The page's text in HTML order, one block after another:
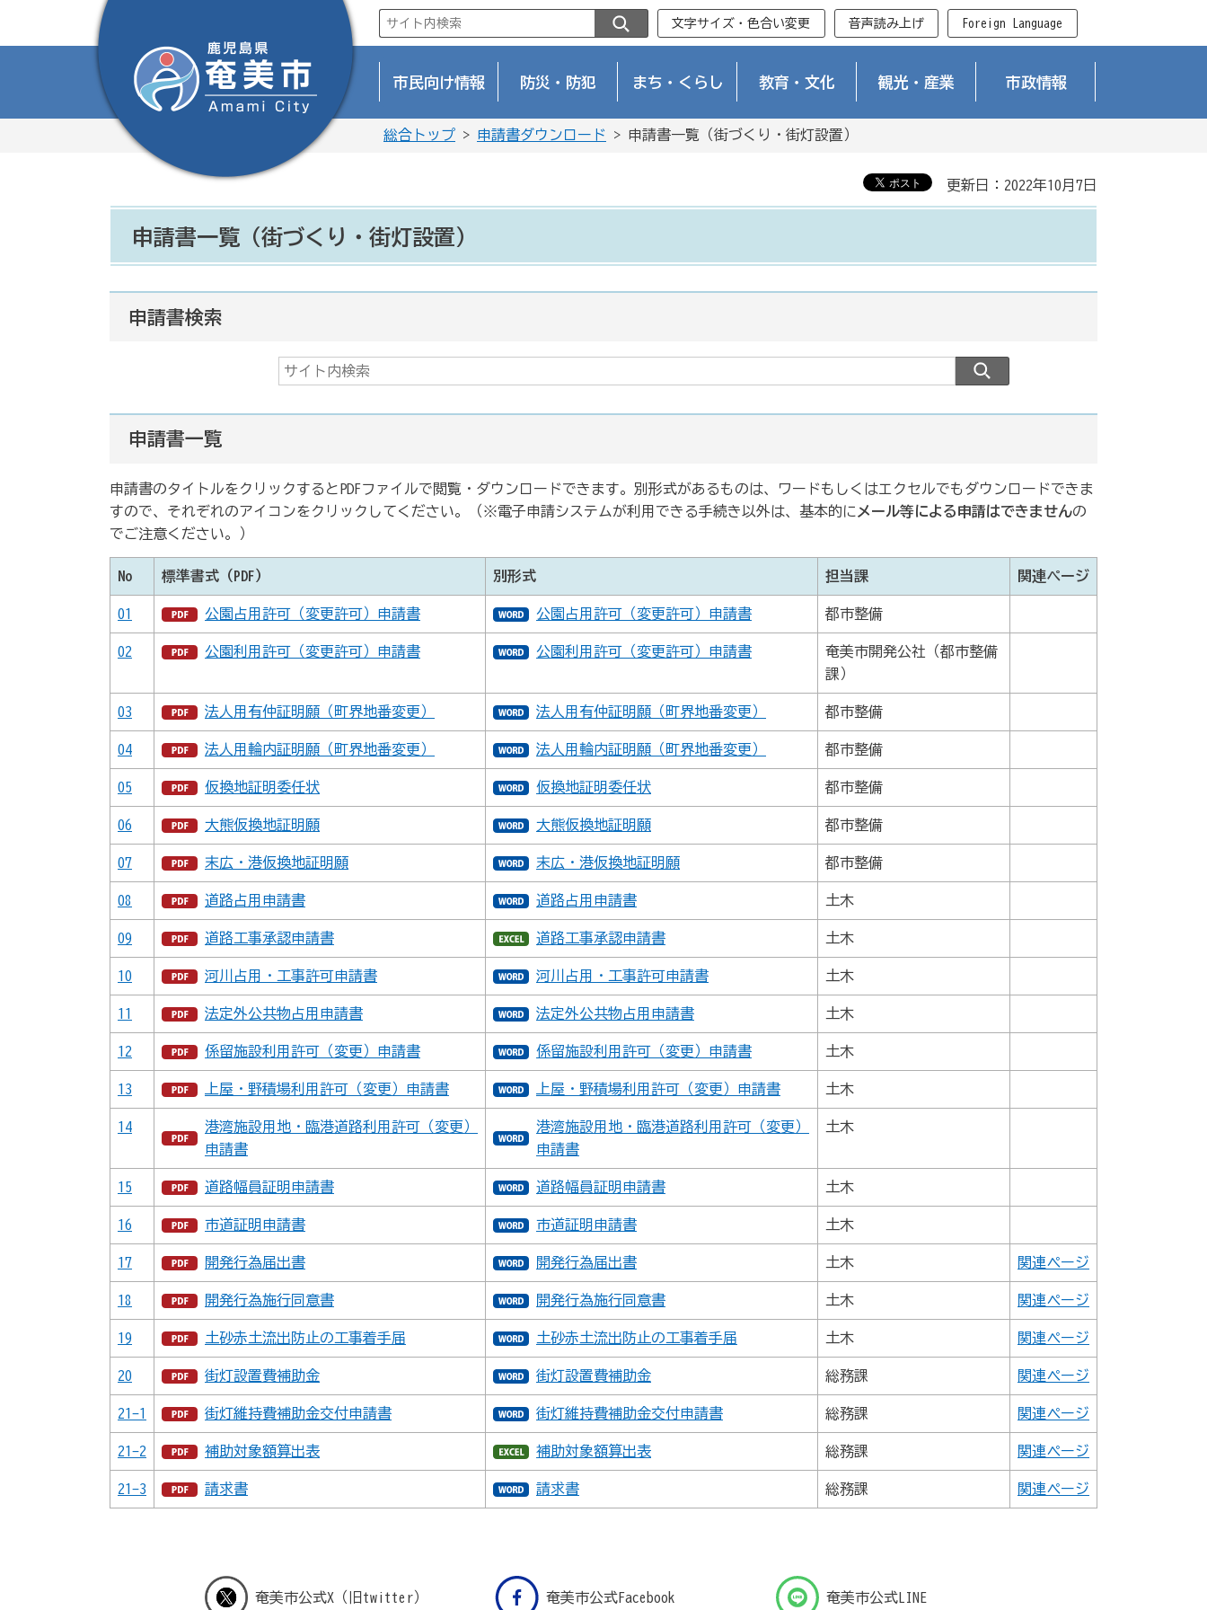
文字サイズ・色合い変更 音声読み上げ Foreign Language
市民向け情報 防災・防犯 まち・くらし 教育・文化 観光・産業 市政情報
総合トップ > 申請書ダウンロード > 申請書一覧（街づくり・街灯設置）
更新日：2022年10月7日
申請書一覧（街づくり・街灯設置）
申請書検索
申請書一覧
申請書のタイトルをクリックするとPDFファイルで閲覧・ダウンロードできます。別形式があるものは、ワードもしくはエクセルでもダウンロードできま
すので、それぞれのアイコンをクリックしてください。（※電子申請システムが利用できる手続き以外は、基本的にメール等による申請はできませんの
でご注意ください。）
No 標準書式（PDF） 別形式 担当課 関連ページ
01 公園占用許可（変更許可）申請書 公園占用許可（変更許可）申請書 都市整備
02 公園利用許可（変更許可）申請書 公園利用許可（変更許可）申請書
奄美市開発公社（都市整備
課）
03 法人用有仲証明願（町界地番変更） 法人用有仲証明願（町界地番変更） 都市整備
04 法人用輪内証明願（町界地番変更） 法人用輪内証明願（町界地番変更） 都市整備
05 仮換地証明委任状 仮換地証明委任状 都市整備
06 大熊仮換地証明願 大熊仮換地証明願 都市整備
07 末広・港仮換地証明願 末広・港仮換地証明願 都市整備
08 道路占用申請書 道路占用申請書 土木
09 道路工事承認申請書 道路工事承認申請書 土木
10 河川占用・工事許可申請書 河川占用・工事許可申請書 土木
11 法定外公共物占用申請書 法定外公共物占用申請書 土木
12 係留施設利用許可（変更）申請書 係留施設利用許可（変更）申請書 土木
13 上屋・野積場利用許可（変更）申請書 上屋・野積場利用許可（変更）申請書 土木
14
港湾施設用地・臨港道路利用許可（変更）
申請書
港湾施設用地・臨港道路利用許可（変更）
申請書
土木
15 道路幅員証明申請書 道路幅員証明申請書 土木
16 市道証明申請書 市道証明申請書 土木
17 開発行為届出書 開発行為届出書 土木 関連ページ
18 開発行為施行同意書 開発行為施行同意書 土木 関連ページ
19 土砂赤土流出防止の工事着手届 土砂赤土流出防止の工事着手届 土木 関連ページ
20 街灯設置費補助金 街灯設置費補助金 総務課 関連ページ
21-1 街灯維持費補助金交付申請書 街灯維持費補助金交付申請書 総務課 関連ページ
21-2 補助対象額算出表 補助対象額算出表 総務課 関連ページ
21-3 請求書 請求書 総務課 関連ページ
奄美市公式X（旧twitter） 奄美市公式Facebook 奄美市公式LINE